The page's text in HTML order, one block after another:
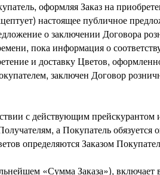
оформляя Заказ на
настоящее публичное
о заключении Договора
пока информация о
и доставку Цветов,
заключен Договор
с действующим
а Покупатель обязуется
определяются Заказом
«Сумма Заказа»),